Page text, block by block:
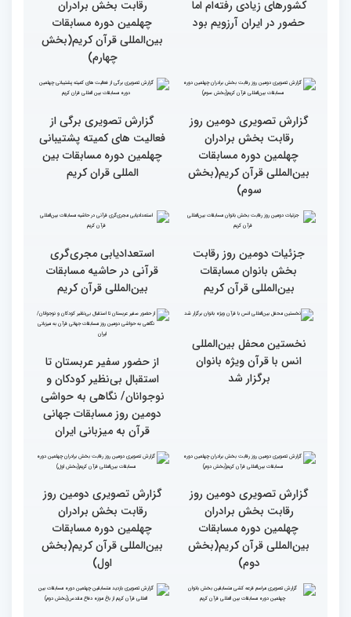
انس با قرآن است
است
مسلمان باید اولین اولویت
باشد
انس با قرآن در روابط
اجتماعی افراد تأثیرگذار است
قاری آفریقایی: مسابقات
کشورهای زیادی رفته‌ام اما
حضور در ایران آرزویم بود
گزارش تصویری دومین روز
رقابت بخش برادران
بین‌المللی قرآن کریم(بخش
چهارم)
گزارش تصویری دومین روز
رقابت بخش برادران
بین‌المللی قرآن کریم(بخش
سوم)
گزارش تصویری برگی از
فعالیت های کمیته پشتیبانی
چهلمین دوره مسابقات بین
بین‌المللی قرآن کریم
استعدادیابی مجری‌گری
قرآنی در حاشیه مسابقات
بین‌المللی قرآن کریم
نخستین محفل بین‌المللی
انس با قرآن ویژه بانوان
برگزار شد
از حضور سفیر عربستان تا
استقبال بی‌نظیر کودکان و
نوجوانان/ نگاهی به حواشی
دومین روز مسابقات جهانی
قرآن به میزبانی ایران